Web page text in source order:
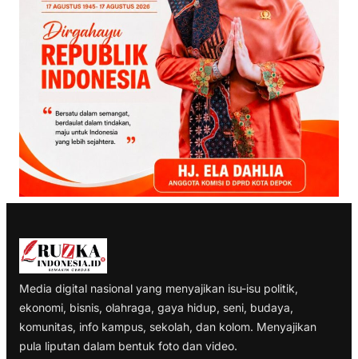
Media digital nasional yang menyajikan isu-isu politik,
ekonomi, bisnis, olahraga, gaya hidup, seni, budaya,
komunitas, info kampus, sekolah, dan kolom. Menyajikan
pula liputan dalam bentuk foto dan video.